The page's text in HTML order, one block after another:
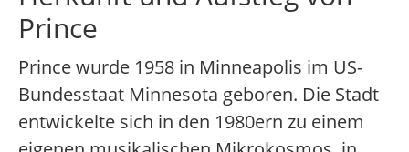
Prince
Prince wurde 1958 in Minneapolis im US-
Bundesstaat Minnesota geboren. Die Stadt
entwickelte sich in den 1980ern zu einem